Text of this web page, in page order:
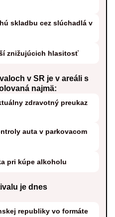
skladbu cez slúchadlá v
znižujúcich hlasitosť
v SR je v areáli s
najmä:
zdravotný preukaz
auta v parkovacom
pri kúpe alkoholu
je dnes
republiky vo formáte